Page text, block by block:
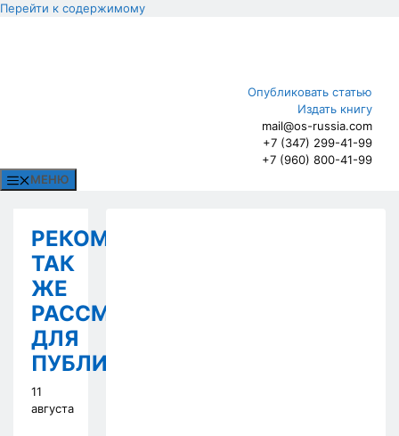
Перейти к содержимому
Опубликовать статью
Издать книгу
mail@os-russia.com
+7 (347) 299-41-99
+7 (960) 800-41-99
МЕНЮ
РЕКОМЕНДУЕМ
ТАК
ЖЕ
РАССМОТРЕТЬ
ДЛЯ
ПУБЛИКАЦИИ
11
августа